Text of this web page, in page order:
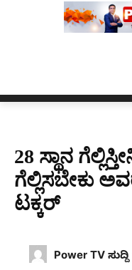
ಬೀರೇನ್
28 ಸ್ಥಾನ
ಗೆಲ್ಲಿಸಬೇಕು
ಟಕ್ಕರ್
Power TV